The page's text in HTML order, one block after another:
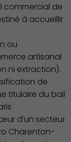
commercial de
à accueillir
ou
artisanal
ni extraction).
de
titulaire du bail
d’un secteur
Charenton-